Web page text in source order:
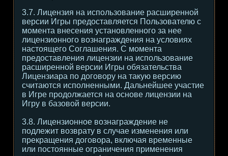
3.7. Лицензия на использование расширенной
версии Игры предоставляется Пользователю с
момента внесения установленного за нее
лицензионного вознаграждения на условиях
настоящего Соглашения. С момента
предоставления лицензии на использование
расширенной версии Игры обязательства
Лицензиара по договору на такую версию
считаются исполненными. Дальнейшее участие
в Игре продолжается на основе лицензии на
Игру в базовой версии.
3.8. Лицензионное вознаграждение не
подлежит возврату в случае изменения или
прекращения договора, включая временные
или постоянные ограничения применения